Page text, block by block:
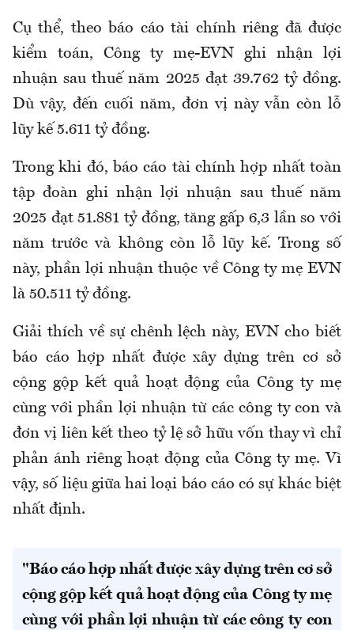
Cụ thể, theo báo cáo tài chính riêng đã được
kiểm toán, Công ty mẹ-EVN ghi nhận lợi
nhuận sau thuế năm 2025 đạt 39.762 tỷ đồng.
Dù vậy, đến cuối năm, đơn vị này vẫn còn lỗ
lũy kế 5.611 tỷ đồng.
Trong khi đó, báo cáo tài chính hợp nhất toàn
tập đoàn ghi nhận lợi nhuận sau thuế năm
2025 đạt 51.881 tỷ đồng, tăng gấp 6,3 lần so với
năm trước và không còn lỗ lũy kế. Trong số
này, phần lợi nhuận thuộc về Công ty mẹ EVN
là 50.511 tỷ đồng.
Giải thích về sự chênh lệch này, EVN cho biết
báo cáo hợp nhất được xây dựng trên cơ sở
cộng gộp kết quả hoạt động của Công ty mẹ
cùng với phần lợi nhuận từ các công ty con và
đơn vị liên kết theo tỷ lệ sở hữu vốn thay vì chỉ
phản ánh riêng hoạt động của Công ty mẹ. Vì
vậy, số liệu giữa hai loại báo cáo có sự khác biệt
nhất định.
"Báo cáo hợp nhất được xây dựng trên cơ sở
cộng gộp kết quả hoạt động của Công ty mẹ
cùng với phần lợi nhuận từ các công ty con